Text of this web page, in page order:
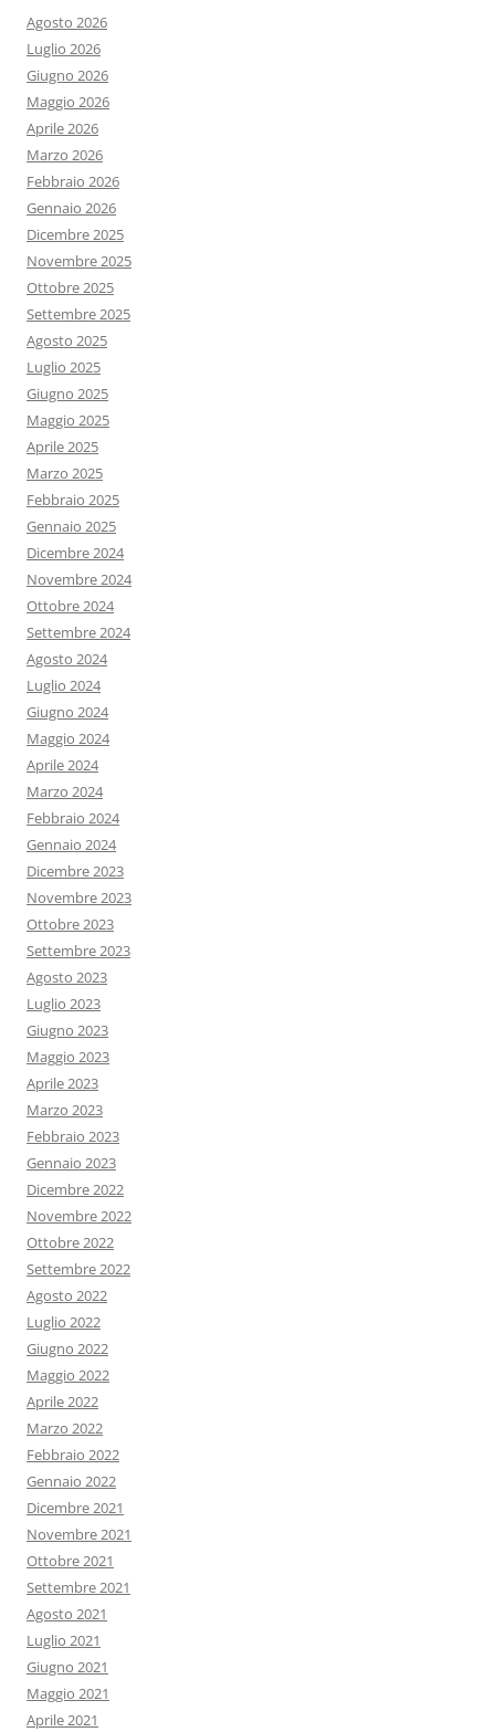
Agosto 2026
Luglio 2026
Giugno 2026
Maggio 2026
Aprile 2026
Marzo 2026
Febbraio 2026
Gennaio 2026
Dicembre 2025
Novembre 2025
Ottobre 2025
Settembre 2025
Agosto 2025
Luglio 2025
Giugno 2025
Maggio 2025
Aprile 2025
Marzo 2025
Febbraio 2025
Gennaio 2025
Dicembre 2024
Novembre 2024
Ottobre 2024
Settembre 2024
Agosto 2024
Luglio 2024
Giugno 2024
Maggio 2024
Aprile 2024
Marzo 2024
Febbraio 2024
Gennaio 2024
Dicembre 2023
Novembre 2023
Ottobre 2023
Settembre 2023
Agosto 2023
Luglio 2023
Giugno 2023
Maggio 2023
Aprile 2023
Marzo 2023
Febbraio 2023
Gennaio 2023
Dicembre 2022
Novembre 2022
Ottobre 2022
Settembre 2022
Agosto 2022
Luglio 2022
Giugno 2022
Maggio 2022
Aprile 2022
Marzo 2022
Febbraio 2022
Gennaio 2022
Dicembre 2021
Novembre 2021
Ottobre 2021
Settembre 2021
Agosto 2021
Luglio 2021
Giugno 2021
Maggio 2021
Aprile 2021